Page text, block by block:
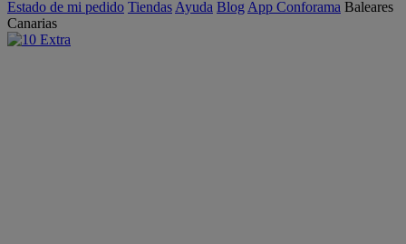
Estado de mi pedido Tiendas Ayuda Blog App Conforama Baleares
Canarias